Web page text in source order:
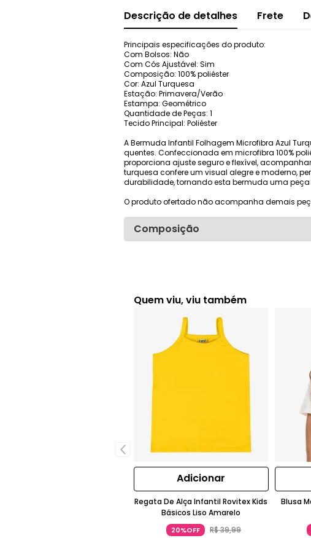
Descrição de detalhes Frete
Principais especificações do produto:
Com Bolsos: Não
Com Cós Ajustável: Sim
Composição: 100% poliéster
Cor: Azul Turquesa
Estação: Primavera/Verão
Estampa: Geométrico
Quantidade de Peças: 1
Tecido Principal: Poliéster
A Bermuda Infantil Folhagem Microfibra Azul
quentes. Confeccionada em microfibra 100%
proporciona ajuste seguro e flexível,
turquesa confere um visual alegre e moderno,
durabilidade, tornando esta bermuda uma
O produto ofertado não acompanha demais
Composição
Quem viu, viu também
Adicionar
Regata De Alça Infantil Rovitex Kids
Básicos Liso Amarelo
20%OFF R$39,99
Blusa